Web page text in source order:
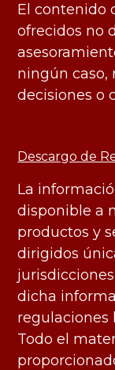
El contenido
ofrecidos no
ningún caso,
decisiones o
Descargo de
La
disponible a
productos y
dirigidos
jurisdicciones
dicha
regulaciones
Todo el